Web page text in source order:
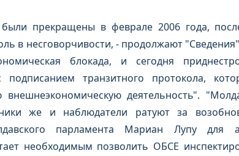
прекращены в феврале 2006 года,
в несговорчивости, - продолжают
блокада, и сегодня
транзитного протокола,
деятельность".
же и наблюдатели ратуют за
парламента Мариан Лупу для
необходимым позволить ОБСЕ